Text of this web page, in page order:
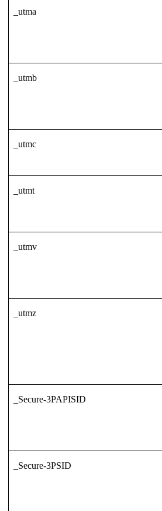
_utma
_utmb
_utmc
_utmt
_utmv
_utmz
_Secure-3PAPISID
_Secure-3PSID